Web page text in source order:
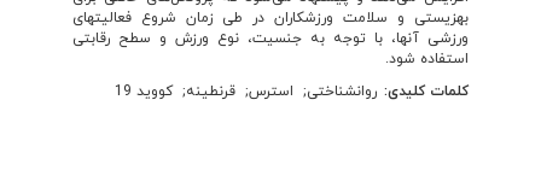
بهزیستی و سلامت ورزشکاران در ‏طی زمان شروع فعالیتهای
ورزشی آنها، با توجه به جنسیت، نوع ورزش و سطح رقابتی
استفاده شود.‏
کلمات کلیدی: روانشناختی استرس قرنطینه کووید 19